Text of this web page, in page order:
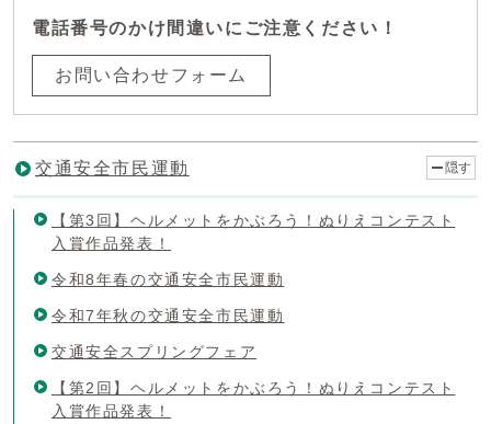
電話番号のかけ間違いにご注意ください！
お問い合わせフォーム
交通安全市民運動 隠す
【第3回】ヘルメットをかぶろう！ぬりえコンテスト
入賞作品発表！
令和8年春の交通安全市民運動
令和7年秋の交通安全市民運動
交通安全スプリングフェア
【第2回】ヘルメットをかぶろう！ぬりえコンテスト
入賞作品発表！